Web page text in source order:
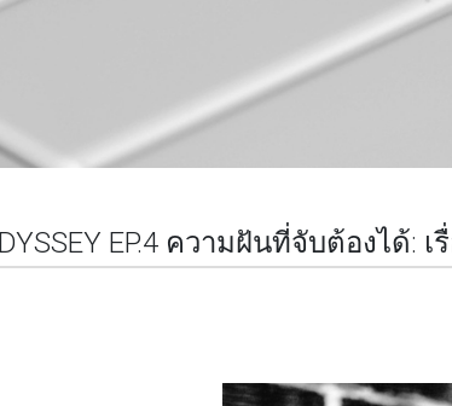
EP.4 ความฝันที่จับต้องได้: เ